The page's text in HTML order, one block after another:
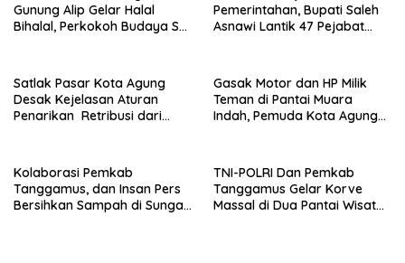
Gunung Alip Gelar Halal
Bihalal, Perkokoh Budaya Sai
Pemerintahan, Bupati Saleh
Asnawi Lantik 47 Pejabat
Satlak Pasar Kota Agung
Desak Kejelasan Aturan
Penarikan Retribusi dari
Gasak Motor dan HP Milik
Teman di Pantai Muara
Indah, Pemuda Kota Agung
Kolaborasi Pemkab
Tanggamus, dan Insan Pers
Bersihkan Sampah di Sungai
TNI-POLRI Dan Pemkab
Tanggamus Gelar Korve
Massal di Dua Pantai Wisata